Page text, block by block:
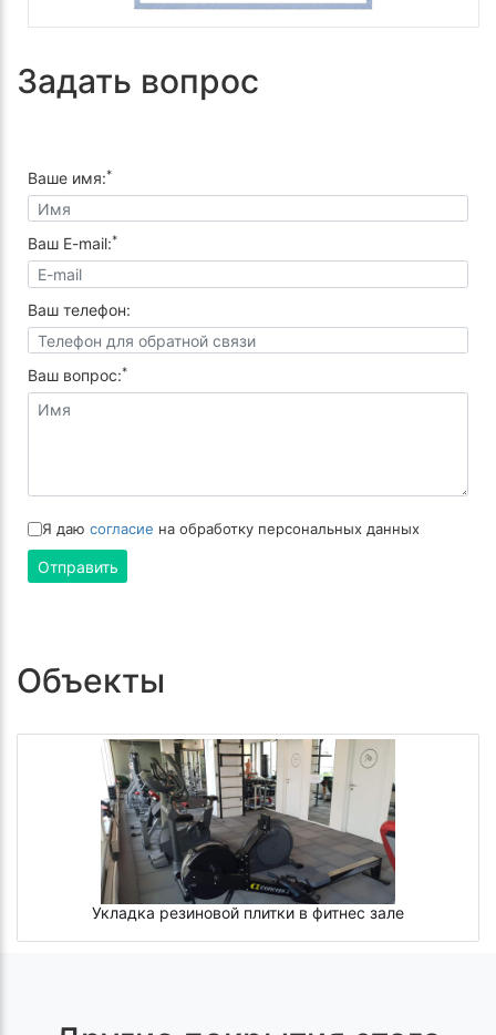
Задать вопрос
Ваше имя:*
Ваш E-mail:*
Ваш телефон:
Ваш вопрос:*
Я даю согласие на обработку персональных данных
Отправить
Объекты
Укладка резиновой плитки в фитнес зале